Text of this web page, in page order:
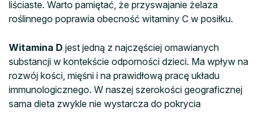
liściaste. Warto pamiętać, że przyswajanie żelaza
roślinnego poprawia obecność witaminy C w posiłku.
Witamina D jest jedną z najczęściej omawianych
substancji w kontekście odporności dzieci. Ma wpływ na
rozwój kości, mięśni i na prawidłową pracę układu
immunologicznego. W naszej szerokości geograficznej
sama dieta zwykle nie wystarcza do pokrycia